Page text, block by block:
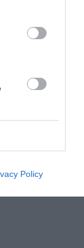
Policy
οι